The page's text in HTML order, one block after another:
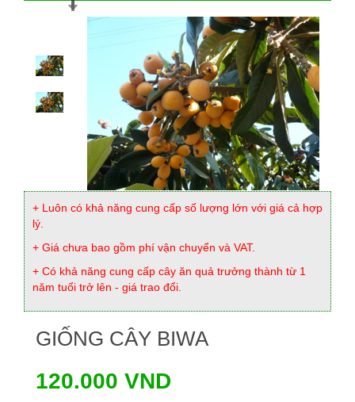
+ Luôn có khả năng cung cấp số lượng lớn với giá cả hợp
lý.
+ Giá chưa bao gồm phí vận chuyển và VAT.
+ Có khả năng cung cấp cây ăn quả trưởng thành từ 1
năm tuổi trở lên - giá trao đổi.
GIỐNG CÂY BIWA
120.000 VND